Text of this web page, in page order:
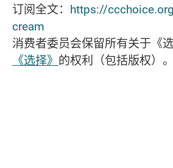
订阅全文： https://
cream
消费者委员会保留所有关于《
《选择》 的权利（包括版权）。